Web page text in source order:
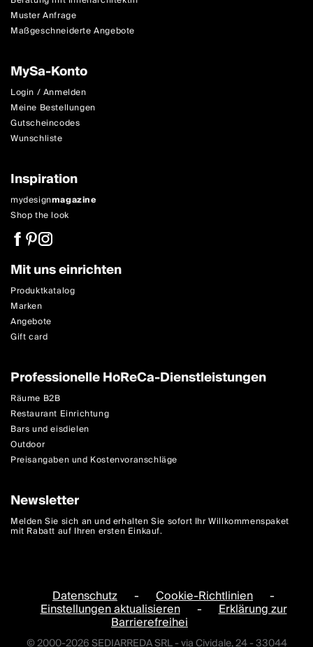
Muster Anfrage
Maßgeschneiderte Angebote
MySa-Konto
Login / Anmelden
Meine Bestellungen
Gutscheincodes
Wunschliste
Inspiration
mydesignmagazine
Shop the look
Mit uns einrichten
Produktkatalog
Marken
Angebote
Gift card
Professionelle HoReCa-Dienstleistungen
Räume B2B
Restaurant Einrichtung
Bars und eisdielen
Outdoor
Preisangaben und Kostenvoranschläge
Newsletter
Melden Sie sich an und erhalten Sie sofort Ihr Willkommenspaket
mit Rabatt auf Ihren ersten Einkauf.
Datenschutz - Cookie-Richtlinien -
Einstellungen aktualisieren - Erklärung zur
Barrierefreihei
© 2000-2026 SEDIARREDA SRL - via Cividale, 24 - 33044